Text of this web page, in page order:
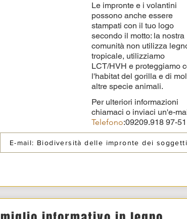
Le impronte e i volantini
possono anche essere
stampati con il tuo logo
secondo il motto: la nostra
comunità non utilizza
tropicale, utilizziamo
LCT/HVH e proteggiamo
l'habitat del gorilla e di
altre specie animali.
Per ulteriori informazioni
chiamaci o inviaci un'e-
Telefono:09209.918 97-51
E-mail: Biodiversità delle impronte dei soggetti